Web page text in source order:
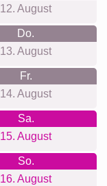
12. August
Do.
13. August
Fr.
14. August
Sa.
15. August
So.
16. August